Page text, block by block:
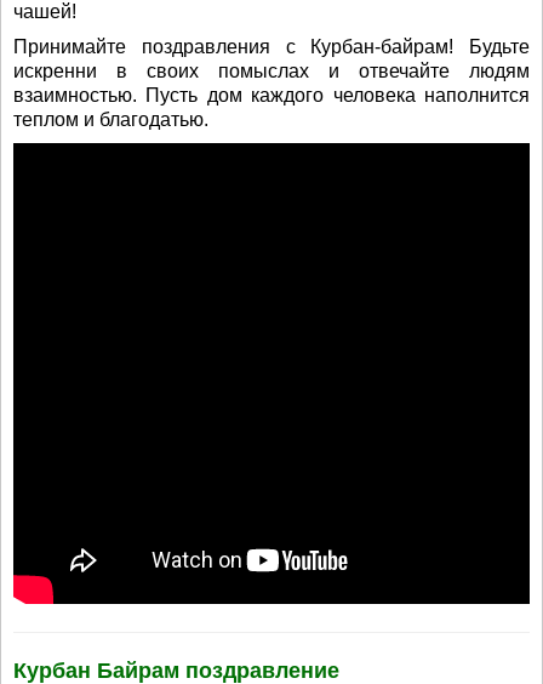
чашей!
Принимайте поздравления с Курбан-байрам! Будьте
искренни в своих помыслах и отвечайте людям
взаимностью. Пусть дом каждого человека наполнится
теплом и благодатью.
Курбан Байрам поздравление